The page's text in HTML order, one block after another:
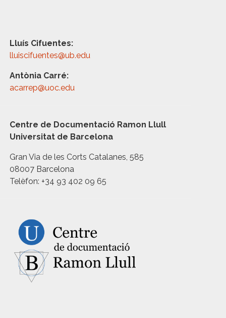
Lluís Cifuentes:
lluiscifuentes@ub.edu
Antònia Carré:
acarrep@uoc.edu
Centre de Documentació Ramon Llull
Universitat de Barcelona
Gran Via de les Corts Catalanes, 585
08007 Barcelona
Telèfon: +34 93 402 09 65